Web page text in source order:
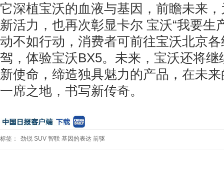
它深植宝沃的血液与基因，前瞻未来
新活力，也再次彰显卡尔 宝沃“我要生
动不如行动，消费者可前往宝沃北京
驾，体验宝沃BX5。未来，宝沃还将
新使命，缔造独具魅力的产品，在未
一席之地，书写新传奇。
标签： 劲锐 SUV 智联 基因的表达 前驱